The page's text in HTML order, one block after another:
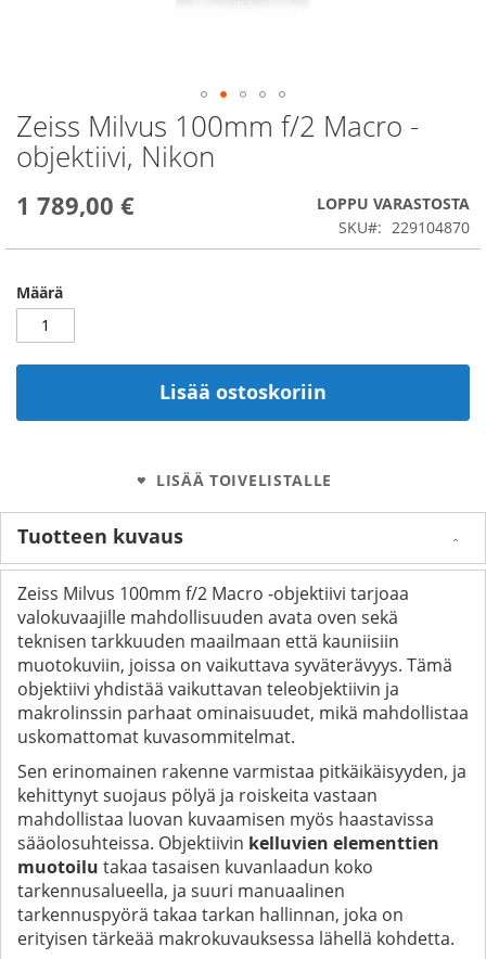
Zeiss Milvus 100mm f/2 Macro -
objektiivi, Nikon
1 789,00 €
LOPPU VARASTOSTA
SKU
229104870
Määrä
Lisää ostoskoriin
LISÄÄ TOIVELISTALLE
Skip
to
the
of
Tuotteen kuvaus
Zeiss Milvus 100mm f/2 Macro -objektiivi tarjoaa
valokuvaajille mahdollisuuden avata oven sekä
teknisen tarkkuuden maailmaan että kauniisiin
muotokuviin, joissa on vaikuttava syväterävyys. Tämä
objektiivi yhdistää vaikuttavan teleobjektiivin ja
makrolinssin parhaat ominaisuudet, mikä mahdollistaa
uskomattomat kuvasommitelmat.
Sen erinomainen rakenne varmistaa pitkäikäisyyden, ja
kehittynyt suojaus pölyä ja roiskeita vastaan
mahdollistaa luovan kuvaamisen myös haastavissa
sääolosuhteissa. Objektiivin kelluvien elementtien
muotoilu takaa tasaisen kuvanlaadun koko
tarkennusalueella, ja suuri manuaalinen
tarkennuspyörä takaa tarkan hallinnan, joka on
erityisen tärkeää makrokuvauksessa lähellä kohdetta.